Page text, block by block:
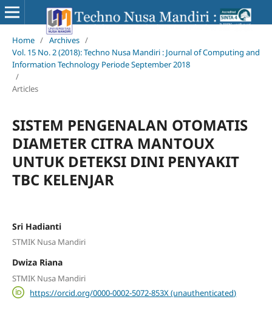
Home / Archives /
Vol. 15 No. 2 (2018): Techno Nusa Mandiri : Journal of Computing and
Information Technology Periode September 2018
/
Articles
SISTEM PENGENALAN OTOMATIS
DIAMETER CITRA MANTOUX
UNTUK DETEKSI DINI PENYAKIT
TBC KELENJAR
Sri Hadianti
STMIK Nusa Mandiri
Dwiza Riana
STMIK Nusa Mandiri
https://orcid.org/0000-0002-5072-853X (unauthenticated)